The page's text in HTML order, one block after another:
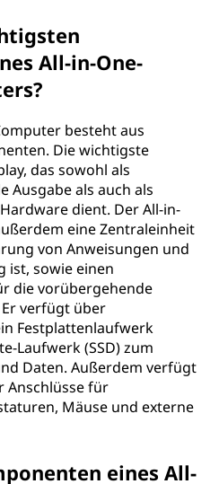
All-in-One-
besteht aus
Die wichtigste
das sowohl als
Ausgabe als auch als
dient. Der All-in-
eine Zentraleinheit
von Anweisungen und
ist, sowie einen
die vorübergehende
verfügt über
Festplattenlaufwerk
Laufwerk (SSD) zum
Daten. Außerdem verfügt
Anschlüsse für
Mäuse und externe
eines All-